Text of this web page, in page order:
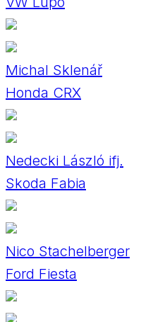
Michal Sklenář
Honda CRX
Nedecki László ifj.
Skoda Fabia
Nico Stachelberger
Ford Fiesta